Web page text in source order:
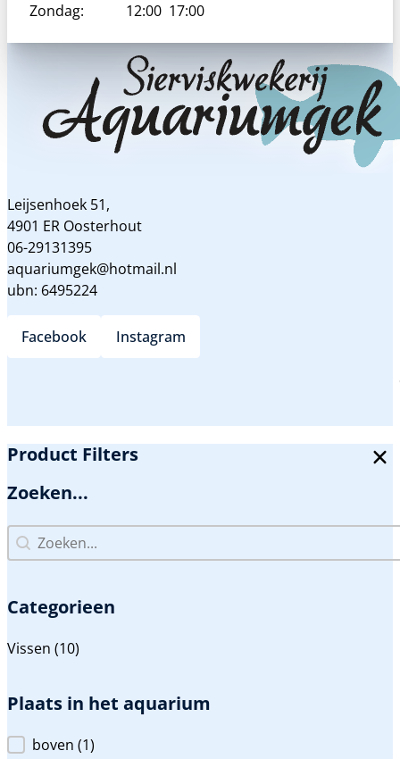
Leijsenhoek 51,
4901 ER Oosterhout
06-29131395
aquariumgek@hotmail.nl
ubn: 6495224
Facebook Instagram
Zondag:
12:00 17:00
Product Filters
Zoeken...
Zoeken...
Zoeken...
Categorieen
Categorieen
Vissen (10)
Plaats in het aquarium
Plaats in het aquarium
boven (1)